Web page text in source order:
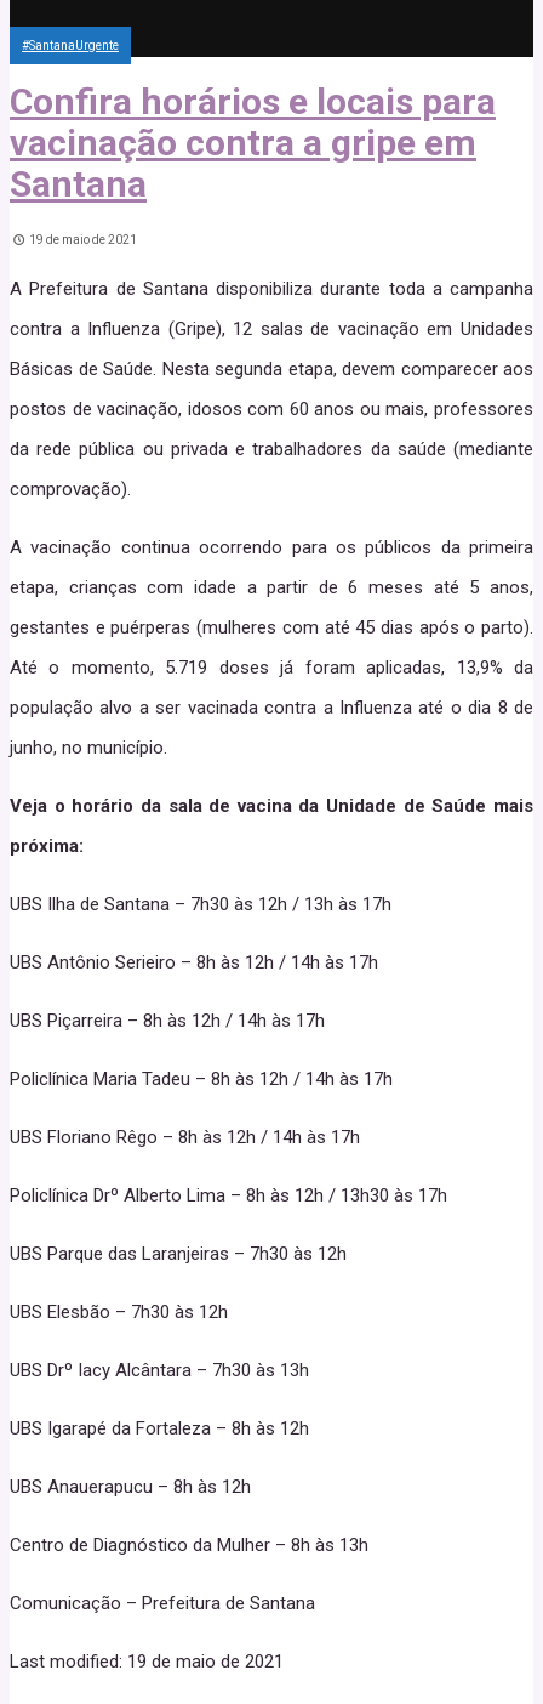
#SantanaUrgente
Confira horários e locais para
vacinação contra a gripe em
Santana
19 de maio de 2021
A Prefeitura de Santana disponibiliza durante toda a campanha
contra a Influenza (Gripe), 12 salas de vacinação em Unidades
Básicas de Saúde. Nesta segunda etapa, devem comparecer aos
postos de vacinação, idosos com 60 anos ou mais, professores
da rede pública ou privada e trabalhadores da saúde (mediante
comprovação).
A vacinação continua ocorrendo para os públicos da primeira
etapa, crianças com idade a partir de 6 meses até 5 anos,
gestantes e puérperas (mulheres com até 45 dias após o parto).
Até o momento, 5.719 doses já foram aplicadas, 13,9% da
população alvo a ser vacinada contra a Influenza até o dia 8 de
junho, no município.
Veja o horário da sala de vacina da Unidade de Saúde mais
próxima:
UBS Ilha de Santana – 7h30 às 12h / 13h às 17h
UBS Antônio Serieiro – 8h às 12h / 14h às 17h
UBS Piçarreira – 8h às 12h / 14h às 17h
Policlínica Maria Tadeu – 8h às 12h / 14h às 17h
UBS Floriano Rêgo – 8h às 12h / 14h às 17h
Policlínica Drº Alberto Lima – 8h às 12h / 13h30 às 17h
UBS Parque das Laranjeiras – 7h30 às 12h
UBS Elesbão – 7h30 às 12h
UBS Drº Iacy Alcântara – 7h30 às 13h
UBS Igarapé da Fortaleza – 8h às 12h
UBS Anauerapucu – 8h às 12h
Centro de Diagnóstico da Mulher – 8h às 13h
Comunicação – Prefeitura de Santana
Last modified: 19 de maio de 2021